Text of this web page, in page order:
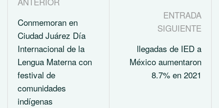
Conmemoran en
Ciudad Juárez Día
Internacional de la
Lengua Materna con
festival de
comunidades
indígenas
ENTRADA
SIGUIENTE
llegadas de IED a
México aumentaron
8.7% en 2021